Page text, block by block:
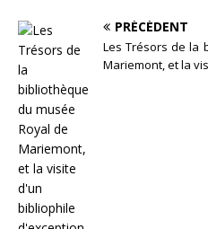
PRÉCÉDENT
Les Trésors de la
Mariemont, et la